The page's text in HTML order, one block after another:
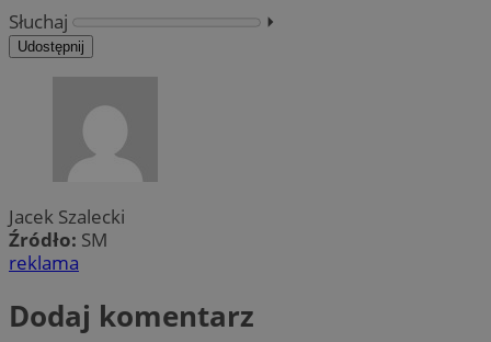
Słuchaj
⏵︎
Udostępnij
Jacek Szalecki
Źródło: SM
reklama
Dodaj komentarz